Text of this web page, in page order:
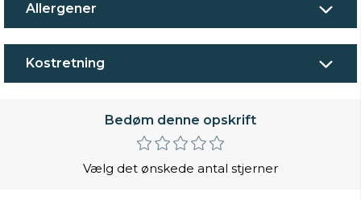
Allergener
Kostretning
Bedøm denne opskrift
Vælg det ønskede antal stjerner